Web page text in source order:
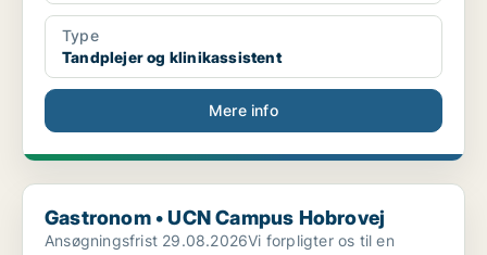
Type
Tandplejer og klinikassistent
Mere info
Gastronom • UCN Campus Hobrovej
Gastronom • UCN Campus Hobrovej
Ansøgningsfrist 29.08.2026Vi forpligter os til en